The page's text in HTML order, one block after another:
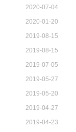
2020-07-04
2020-01-20
2019-08-15
2019-08-15
2019-07-05
2019-05-27
2019-05-20
2019-04-27
2019-04-23